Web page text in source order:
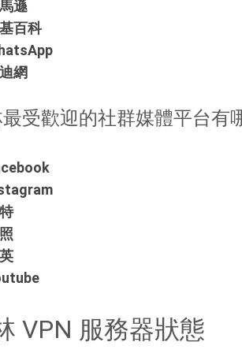
遜
百科
網
受歡迎的社群媒體平台有
VPN 服務器狀態